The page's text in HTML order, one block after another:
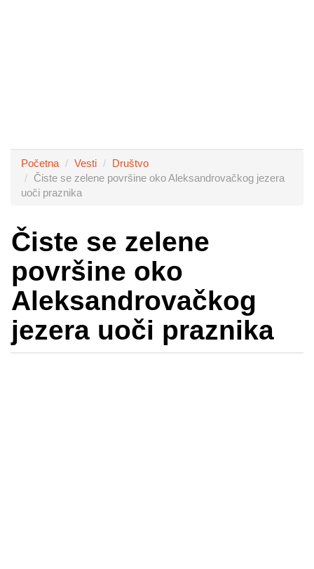
Početna Vesti
Društvo
Čiste se zelene površine oko Aleksandrovačkog jezera
uoči praznika
Čiste se zelene
površine oko
Aleksandrovačkog
jezera uoči praznika